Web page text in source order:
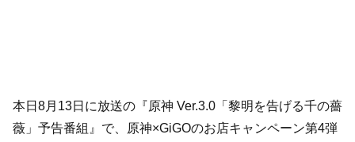
本日8月13日に放送の『原神 Ver.3.0「黎明を告げる千の薔
薇」予告番組』で、原神×GiGOのお店キャンペーン第4弾